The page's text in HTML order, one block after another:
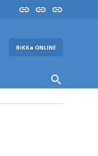
InstaYouTube
FB
ВіККа ONLINE
Open
Search